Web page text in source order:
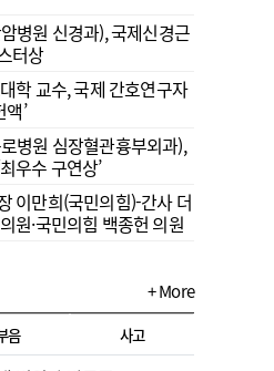
병원 신경과), 국제신경근
터상
학 교수, 국제 간호연구자
’
병원 심장혈관흉부외과),
우수 구연상’
이만희(국민의힘)-간사 더
원·국민의힘 백종헌 의원
+ More
음 사고